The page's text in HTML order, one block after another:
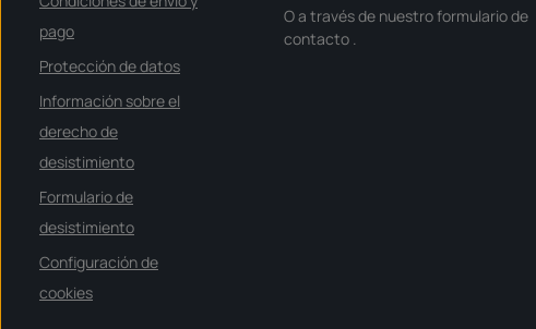
v
e
f
g
b
r
pago
Protección de datos
Información sobre el
derecho de
desistimiento
Formulario de
desistimiento
Configuración de
cookies
O a través de nuestro formulario de
contacto .